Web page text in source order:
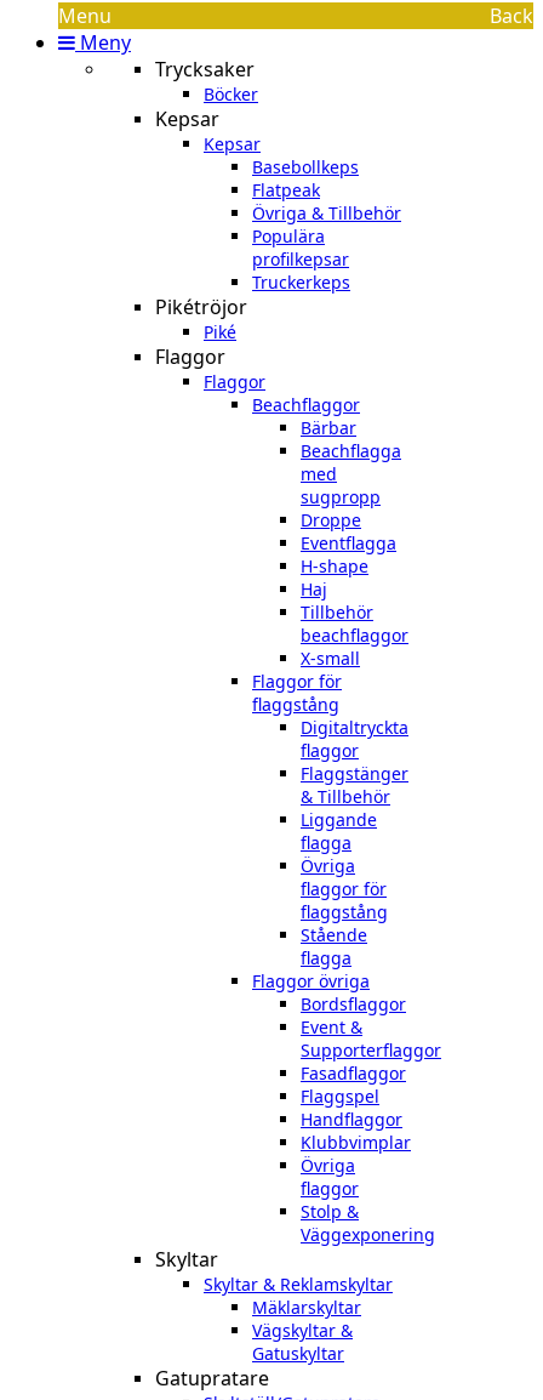
Menu
Back
Meny
Trycksaker
Böcker
Kepsar
Kepsar
Basebollkeps
Flatpeak
Övriga & Tillbehör
Populära
profilkepsar
Truckerkeps
Pikétröjor
Piké
Flaggor
Flaggor
Beachflaggor
Bärbar
Beachflagga
med
sugpropp
Droppe
Eventflagga
H-shape
Haj
Tillbehör
beachflaggor
X-small
Flaggor för
flaggstång
Digitaltryckta
flaggor
Flaggstänger
& Tillbehör
Liggande
flagga
Övriga
flaggor för
flaggstång
Stående
flagga
Flaggor övriga
Bordsflaggor
Event &
Supporterflaggor
Fasadflaggor
Flaggspel
Handflaggor
Klubbvimplar
Övriga
flaggor
Stolp &
Väggexponering
Skyltar
Skyltar & Reklamskyltar
Mäklarskyltar
Vägskyltar &
Gatuskyltar
Gatupratare